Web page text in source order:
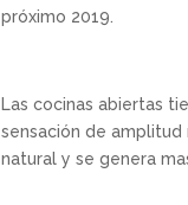
próximo 2019.
Las cocinas abiertas
sensación de amplitud
natural y se genera